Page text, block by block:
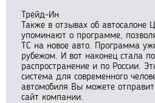
Трейд-Ин
Также в отзывах об автосалоне
упоминают о программе,
ТС на новое авто. Программа
рубежом. И вот наконец стала
распространение и по России.
система для современного
автомобиля Вы можете
сайт компании.